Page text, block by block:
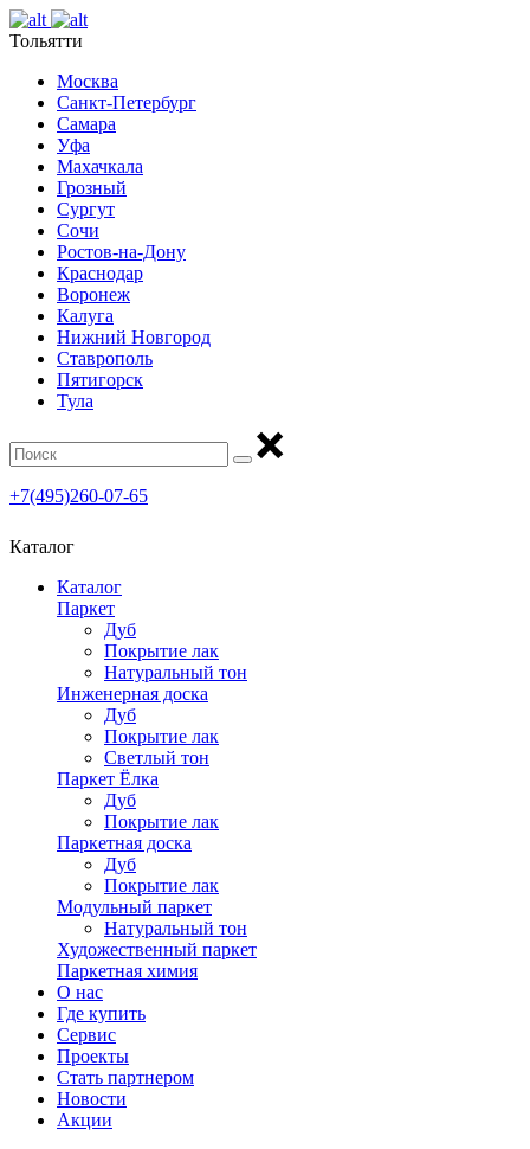
Тольятти
Москва
Санкт-Петербург
Самара
Уфа
Махачкала
Грозный
Сургут
Сочи
Ростов-на-Дону
Краснодар
Воронеж
Калуга
Нижний Новгород
Ставрополь
Пятигорск
Тула
+7(495)260-07-65
Каталог
Каталог
Паркет
Дуб
Покрытие лак
Натуральный тон
Инженерная доска
Дуб
Покрытие лак
Светлый тон
Паркет Ёлка
Дуб
Покрытие лак
Паркетная доска
Дуб
Покрытие лак
Модульный паркет
Натуральный тон
Художественный паркет
Паркетная химия
О нас
Где купить
Сервис
Проекты
Стать партнером
Новости
Акции